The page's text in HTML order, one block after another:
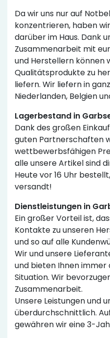
Da wir uns nur auf
konzentrieren, haben
darüber im Haus. Dank
Zusammenarbeit mit
und Herstellern können
Qualitätsprodukte zu
liefern. Wir liefern in
Niederlanden, Belgien
Lagerbestand in
Dank des großen
guten Partnerschaften
wettbewerbsfähigen
alle unsere Artikel sind
Heute vor 16 Uhr
versandt!
Dienstleistungen in
Ein großer Vorteil ist,
Kontakte zu unseren
und so auf alle
Wir und unsere
und bieten Ihnen immer
Situation. Wir
Zusammenarbeit.
Unsere Leistungen und
überdurchschnittlich.
gewähren wir eine 3-